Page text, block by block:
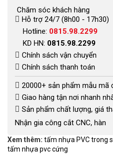
Chăm sóc khách hàng
Hỗ trợ 24/7 (8h00 - 17h30)
Hotline: 0815.98.2299
KD HN: 0815.98.2299
Chính sách vận chuyển
Chính sách thanh toán
20000+ sản phẩm mẫu mã
Giao hàng tận nơi nhanh
Sản phẩm chất lượng, giá
Nhận gia công cắt CNC, hàn
Xem thêm: tấm nhựa PVC trong
tấm nhựa pvc cứng